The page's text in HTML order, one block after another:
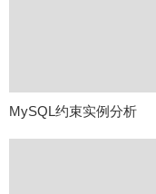
MySQL约束实例分析